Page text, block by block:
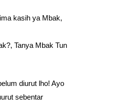
kasih ya Mbak,
Tanya Mbak Tun
diurut lho! Ayo
sebentar